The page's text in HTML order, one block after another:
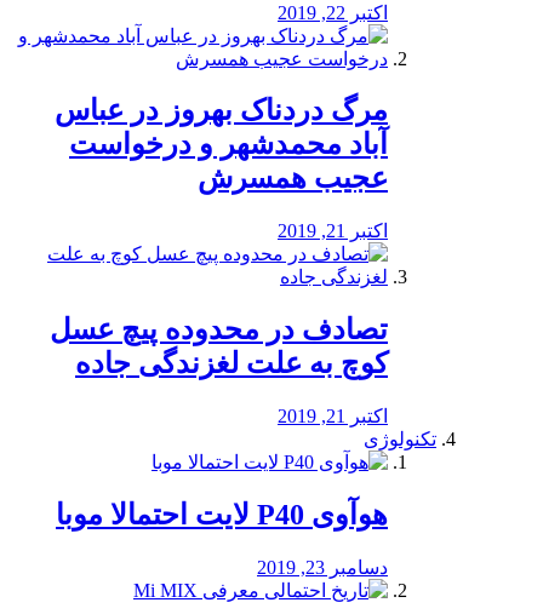
اکتبر 22, 2019
مرگ دردناک بهروز در عباس
آباد محمدشهر و درخواست
عجیب همسرش
اکتبر 21, 2019
تصادف در محدوده پیچ عسل
کوچ به علت لغزندگی جاده
اکتبر 21, 2019
تکنولوژی
هوآوی P40 لایت احتمالا موبا
دسامبر 23, 2019